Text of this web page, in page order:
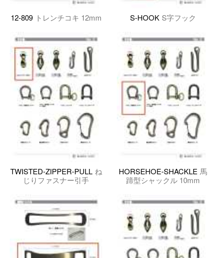
12-809 トレンチコキ 12mm S-HOOK S字フック
TWISTED-ZIPPER-PULL ね
じりファスナー引手
HORSEHOE-SHACKLE 馬
蹄型シャックル 10mm